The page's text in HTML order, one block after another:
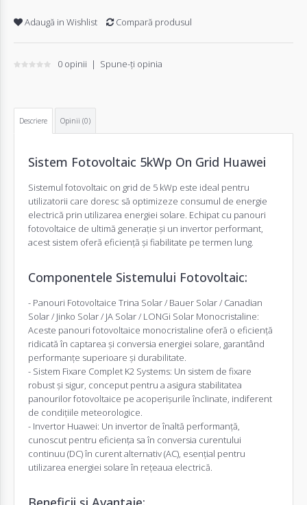
Adaugă in Wishlist Compară produsul
0 opinii | Spune-ţi opinia
Descriere Opinii (0)
Sistem Fotovoltaic 5kWp On Grid Huawei
Sistemul fotovoltaic on grid de 5 kWp este ideal pentru
utilizatorii care doresc să optimizeze consumul de energie
electrică prin utilizarea energiei solare. Echipat cu panouri
fotovoltaice de ultimă generație și un invertor performant,
acest sistem oferă eficiență și fiabilitate pe termen lung.
Componentele Sistemului Fotovoltaic:
- Panouri Fotovoltaice Trina Solar/ Bauer Solar/ Canadian
Solar/ Jinko Solar/ JA Solar / LONGi Solar Monocristaline:
Aceste panouri fotovoltaice monocristaline oferă o eficiență
ridicată în captarea și conversia energiei solare, garantând
performanțe superioare și durabilitate.
- Sistem Fixare Complet K2 Systems: Un sistem de fixare
robust și sigur, conceput pentru a asigura stabilitatea
panourilor fotovoltaice pe acoperișurile înclinate, indiferent
de condițiile meteorologice.
- Invertor Huawei: Un invertor de înaltă performanță,
cunoscut pentru eficiența sa în conversia curentului
continuu (DC) în curent alternativ (AC), esențial pentru
utilizarea energiei solare în rețeaua electrică.